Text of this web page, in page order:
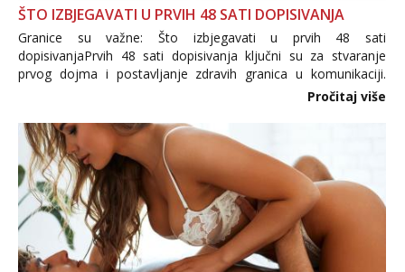
ŠTO IZBJEGAVATI U PRVIH 48 SATI DOPISIVANJA
Granice su važne: Što izbjegavati u prvih 48 sati
dopisivanjaPrvih 48 sati dopisivanja ključni su za stvaranje
prvog dojma i postavljanje zdravih granica u komunikaciji.
Važno je izbjeći prebrzo otkrivanje osobnih ili intimnih
informacija, jer nepoznata osoba još nije zaslužila to
povjerenje. Takođe...
Pročitaj više